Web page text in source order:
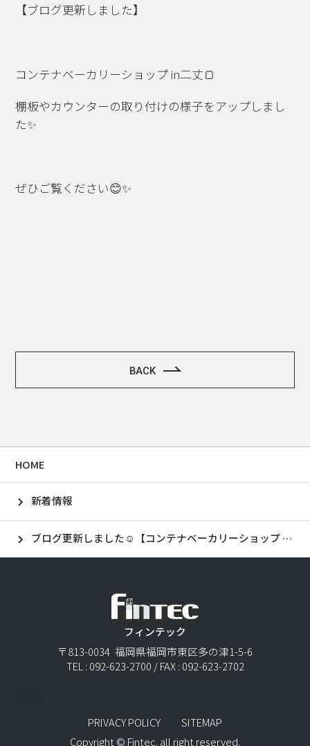
【ブログ更新しました】
コンテナベーカリーショップ in二丈🍞
棚板やカウンターの取り付けの様子をアップしまし
た✨
ぜひご覧ください😊✨
BACK
HOME
新着情報
ブログ更新しました☺【コンテナベーカリーショップ in二丈🍞】
フィンテック
〒813-0034 福岡県福岡市東区多の津1-5-6
TEL : 092-623-2700 / FAX : 092-623-2702
PRIVACY POLICY
SITEMAP
Copyright © Fintec. all right reserved.